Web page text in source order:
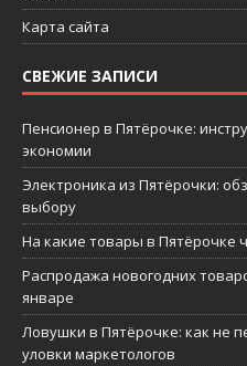
Карта сайта
СВЕЖИЕ ЗАПИСИ
Пенсионер в Пятёрочке:
экономии
Электроника из Пятёрочки:
выбору
На какие товары в Пятёрочке
Распродажа новогодних
январе
Ловушки в Пятёрочке: как не
уловки маркетологов